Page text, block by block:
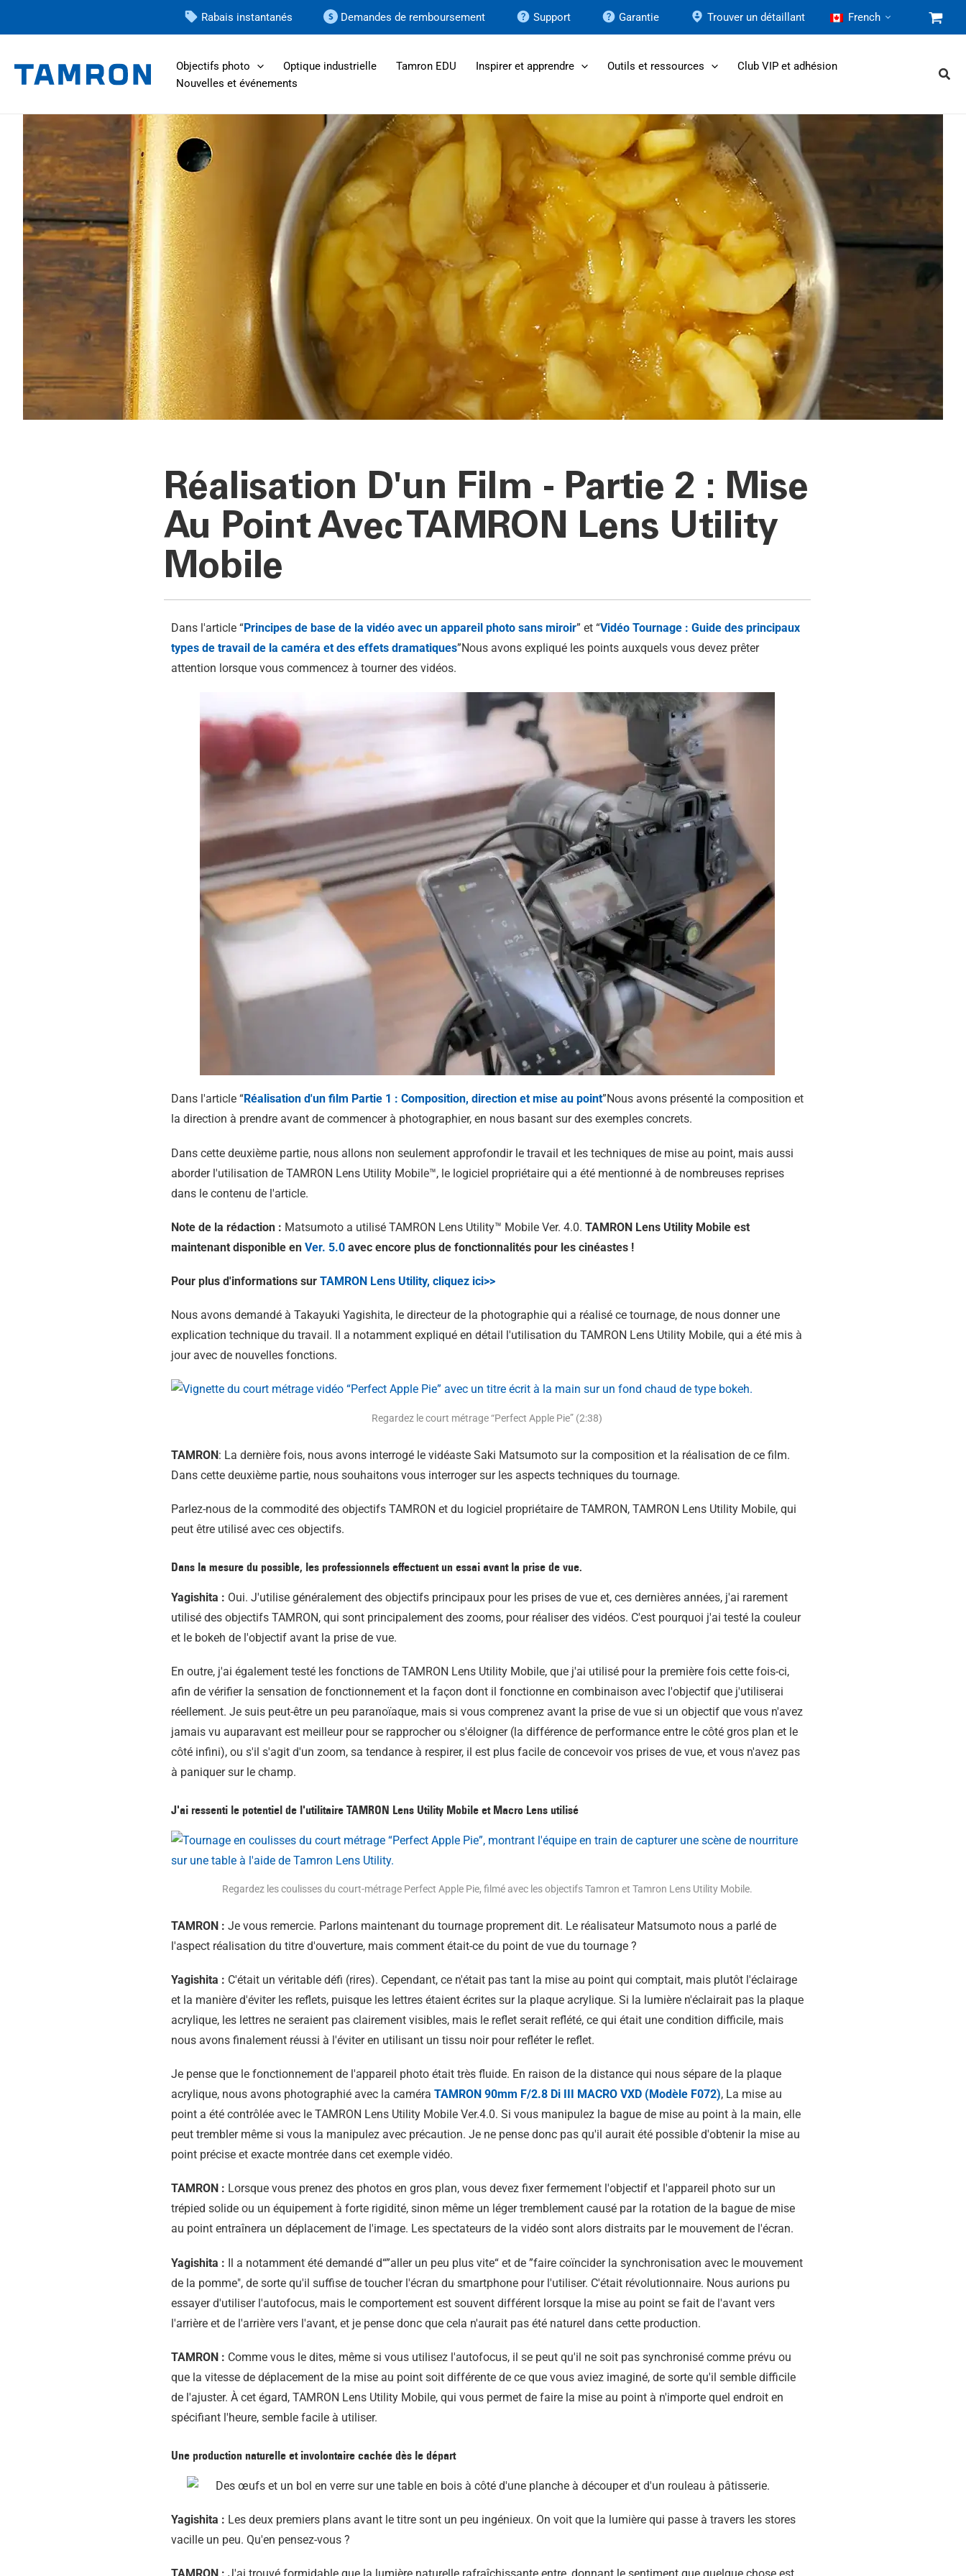
Rabais instantanés Demandes de remboursement Support Garantie Trouver un détaillant French
Objectifs photo Optique industrielle Tamron EDU Inspirer et apprendre Outils et ressources
Club VIP et adhésion
Nouvelles et événements
Réalisation D'un Film - Partie 2 : Mise
Au Point Avec TAMRON Lens Utility
Mobile
Dans l'article “Principes de base de la vidéo avec un appareil photo sans miroir” et “VidéoTournage : Guide des principaux
types de travail de la caméra et des effets dramatiques”Nous avons expliqué les points auxquels vous devez prêter
attention lorsque vous commencez à tourner des vidéos.
Dans l'article “Réalisation d'un film Partie 1 : Composition, direction et mise au point”Nous avons présenté la composition et
la direction à prendre avant de commencer à photographier, en nous basant sur des exemples concrets.
Dans cette deuxième partie, nous allons non seulement approfondir le travail et les techniques de mise au point, mais aussi
aborder l'utilisation de TAMRON Lens Utility Mobile™, le logiciel propriétaire qui a été mentionné à de nombreuses reprises
dans le contenu de l'article.
Note de la rédaction : Matsumoto a utilisé TAMRON Lens Utility™ Mobile Ver. 4.0. TAMRON Lens Utility Mobile est
maintenant disponible en Ver. 5.0avec encore plus de fonctionnalités pour les cinéastes !
Pour plus d'informations sur TAMRON Lens Utility, cliquez ici>>
Nous avons demandé à Takayuki Yagishita, le directeur de la photographie qui a réalisé ce tournage, de nous donner une
explication technique du travail. Il a notamment expliqué en détail l'utilisation du TAMRON Lens Utility Mobile, qui a été mis à
jour avec de nouvelles fonctions.
Regardez le court métrage “Perfect Apple Pie” (2:38)
TAMRON: La dernière fois, nous avons interrogé le vidéaste Saki Matsumoto sur la composition et la réalisation de ce film.
Dans cette deuxième partie, nous souhaitons vous interroger sur les aspects techniques du tournage.
Parlez-nous de la commodité des objectifs TAMRON et du logiciel propriétaire de TAMRON, TAMRON Lens Utility Mobile, qui
peut être utilisé avec ces objectifs.
Dans la mesure du possible, les professionnels effectuent un essai avant la prise de vue.
Yagishita : Oui. J'utilise généralement des objectifs principaux pour les prises de vue et, ces dernières années, j'ai rarement
utilisé des objectifs TAMRON, qui sont principalement des zooms, pour réaliser des vidéos. C'est pourquoi j'ai testé la couleur
et le bokeh de l'objectif avant la prise de vue.
En outre, j'ai également testé les fonctions de TAMRON Lens Utility Mobile, que j'ai utilisé pour la première fois cette fois-ci,
afin de vérifier la sensation de fonctionnement et la façon dont il fonctionne en combinaison avec l'objectif que j'utiliserai
réellement. Je suis peut-être un peu paranoïaque, mais si vous comprenez avant la prise de vue si un objectif que vous n'avez
jamais vu auparavant est meilleur pour se rapprocher ou s'éloigner (la différence de performance entre le côté gros plan et le
côté infini), ou s'il s'agit d'un zoom, sa tendance à respirer, il est plus facile de concevoir vos prises de vue, et vous n'avez pas
à paniquer sur le champ.
J'ai ressenti le potentiel de l'utilitaire TAMRON Lens Utility Mobile et Macro Lens utilisé
Regardez les coulisses du court-métrage Perfect Apple Pie, filmé avec les objectifs Tamron et Tamron Lens Utility Mobile.
TAMRON : Je vous remercie. Parlons maintenant du tournage proprement dit. Le réalisateur Matsumoto nous a parlé de
l'aspect réalisation du titre d'ouverture, mais comment était-ce du point de vue du tournage ?
Yagishita : C'était un véritable défi (rires). Cependant, ce n'était pas tant la mise au point qui comptait, mais plutôt l'éclairage
et la manière d'éviter les reflets, puisque les lettres étaient écrites sur la plaque acrylique. Si la lumière n'éclairait pas la plaque
acrylique, les lettres ne seraient pas clairement visibles, mais le reflet serait reflété, ce qui était une condition difficile, mais
nous avons finalement réussi à l'éviter en utilisant un tissu noir pour refléter le reflet.
Je pense que le fonctionnement de l'appareil photo était très fluide. En raison de la distance qui nous sépare de la plaque
acrylique, nous avons photographié avec la caméra TAMRON 90mm F/2.8 Di III MACRO VXD (Modèle F072), La mise au
point a été contrôlée avec le TAMRON Lens Utility Mobile Ver.4.0. Si vous manipulez la bague de mise au point à la main, elle
peut trembler même si vous la manipulez avec précaution. Je ne pense donc pas qu'il aurait été possible d'obtenir la mise au
point précise et exacte montrée dans cet exemple vidéo.
TAMRON : Lorsque vous prenez des photos en gros plan, vous devez fixer fermement l'objectif et l'appareil photo sur un
trépied solide ou un équipement à forte rigidité, sinon même un léger tremblement causé par la rotation de la bague de mise
au point entraînera un déplacement de l'image. Les spectateurs de la vidéo sont alors distraits par le mouvement de l'écran.
Yagishita : Il a notamment été demandé d“”aller un peu plus vite“ et de ”faire coïncider la synchronisation avec le mouvement
de la pomme", de sorte qu'il suffise de toucher l'écran du smartphone pour l'utiliser. C'était révolutionnaire. Nous aurions pu
essayer d'utiliser l'autofocus, mais le comportement est souvent différent lorsque la mise au point se fait de l'avant vers
l'arrière et de l'arrière vers l'avant, et je pense donc que cela n'aurait pas été naturel dans cette production.
TAMRON : Comme vous le dites, même si vous utilisez l'autofocus, il se peut qu'il ne soit pas synchronisé comme prévu ou
que la vitesse de déplacement de la mise au point soit différente de ce que vous aviez imaginé, de sorte qu'il semble difficile
de l'ajuster. À cet égard, TAMRON Lens Utility Mobile, qui vous permet de faire la mise au point à n'importe quel endroit en
spécifiant l'heure, semble facile à utiliser.
Une production naturelle et involontaire cachée dès le départ
Yagishita : Les deux premiers plans avant le titre sont un peu ingénieux. On voit que la lumière qui passe à travers les stores
vacille un peu. Qu'en pensez-vous ?